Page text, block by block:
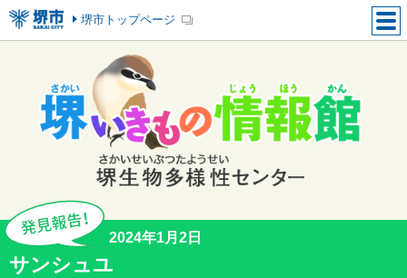
堺市トップページ
2024年1月2日
サンシュユ